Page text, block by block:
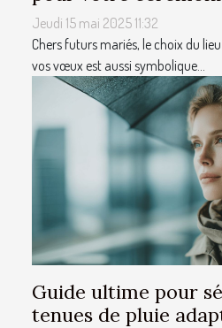
Jeudi 15 mai 2025 11:32
Chers futurs mariés, le choix du
vos vœux est aussi symbolique...
Guide ultime pour
tenues de pluie